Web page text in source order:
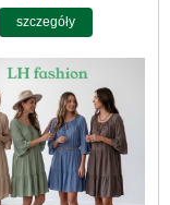
szczegóły